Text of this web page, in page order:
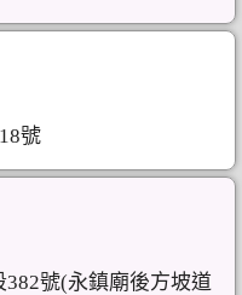
號
號(永鎮廟後方坡道